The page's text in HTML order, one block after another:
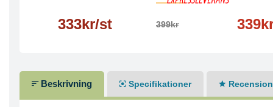
333kr/st 399kr
Beskrivning Specifikationer